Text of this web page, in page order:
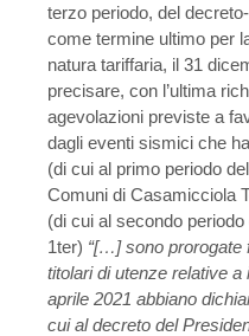
terzo periodo, del
come termine ultimo per
natura tariffaria, il 31
precisare, con l’ultima
agevolazioni previste a
dagli eventi sismici che
(di cui al primo periodo
Comuni di Casamicciola
(di cui al secondo
1ter) “[…] sono prorogate
titolari di utenze relative
aprile 2021 abbiano
cui al decreto del